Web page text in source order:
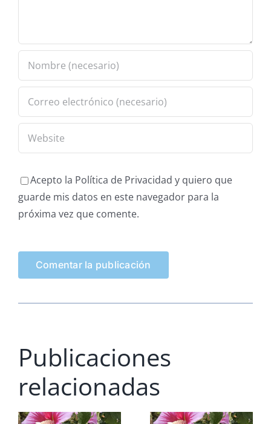
Acepto la Política de Privacidad y quiero que
guarde mis datos en este navegador para la
próxima vez que comente.
Publicaciones
relacionadas